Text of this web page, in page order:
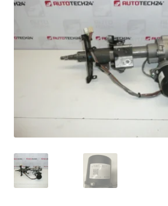
Kassa
Klachtenprocedure
Mijn account